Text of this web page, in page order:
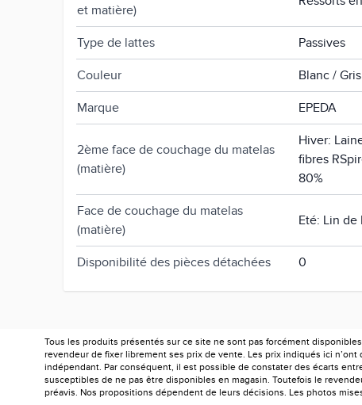
et matière)
Type de lattes Passives
Couleur Blanc / Gris
Marque EPEDA
2ème face de couchage du matelas
(matière)
Hiver:
fibres
80%
Face de couchage du matelas
(matière)
Eté: Lin de
Disponibilité des pièces détachées 0
Tous les produits présentés sur ce site ne sont pas forcément
revendeur de fixer librement ses prix de vente. Les prix indiqués ici
indépendant. Par conséquent, il est possible de constater des écarts
susceptibles de ne pas être disponibles en magasin. Toutefois le
préavis. Nos propositions dépendent de leurs décisions. Les photos